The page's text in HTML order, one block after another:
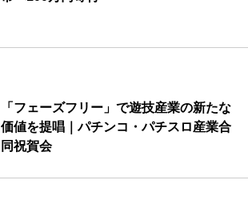
「フェーズフリー」で遊技産業の新たな
価値を提唱｜パチンコ・パチスロ産業合
同祝賀会